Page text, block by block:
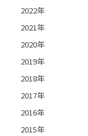
2022年
2021年
2020年
2019年
2018年
2017年
2016年
2015年